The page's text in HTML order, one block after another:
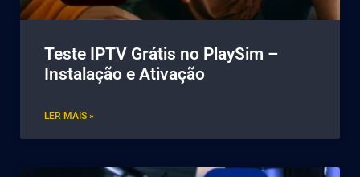
Teste IPTV Grátis no PlaySim –
Instalação e Ativação
LER MAIS »